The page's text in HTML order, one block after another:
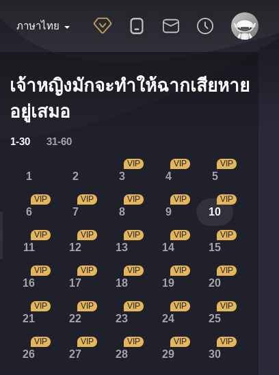
ภาษาไทย
เจ้าหญิงมักจะทำให้ฉากเสียหาย
อยู่เสมอ
1-30 31-60
1 2 3
VIP
4
VIP
5
VIP
6
VIP
7
VIP
8
VIP
9
VIP
10
VIP
11
VIP
12
VIP
13
VIP
14
VIP
15
VIP
16
VIP
17
VIP
18
VIP
19
VIP
20
VIP
21
VIP
22
VIP
23
VIP
24
VIP
25
VIP
26
VIP
27
VIP
28
VIP
29
VIP
30
VIP